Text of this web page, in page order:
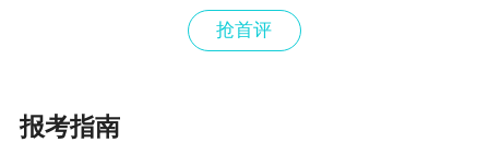
抢首评
报考指南